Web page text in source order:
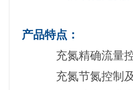
产品特点：
充氮精确流量控
充氮节氮控制及